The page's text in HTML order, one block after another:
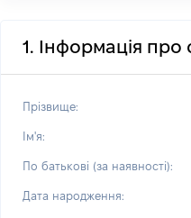
1. Інформація про
Прізвище:
Ім'я:
По батькові (за наявності):
Дата народження: